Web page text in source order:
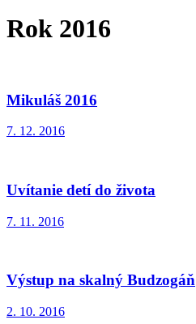
Rok 2016
Mikuláš 2016
7. 12. 2016
Uvítanie detí do života
7. 11. 2016
Výstup na skalný Budzogáň
2. 10. 2016